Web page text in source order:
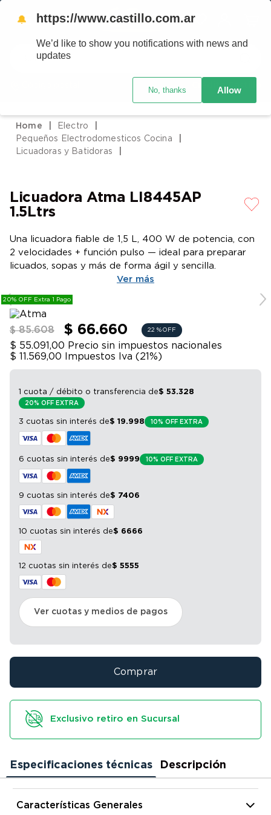
Buscar
Crédito Castillo
Electro
Pequeños Electrodomesticos Cocina
Licuadoras y Batidoras
Licuadora Atma LI8445AP
1.5Ltrs
Una licuadora fiable de 1,5 L, 400 W de potencia, con
2 velocidades + función pulso — ideal para preparar
licuados, sopas y más de forma ágil y sencilla.
Ver más
20% OFF Extra 1 Pago
$ 85.608 $ 66.660 22 % OFF
$ 55.091,00 Precio sin impuestos nacionales
$ 11.569,00
Impuestos Iva (21%)
1 cuota / débito o transferencia de$ 53.328
20% OFF EXTRA
3 cuotas sin interés de$ 19.998 10% OFF EXTRA
6 cuotas sin interés de$ 9999 10% OFF EXTRA
9 cuotas sin interés de$ 7406
10 cuotas sin interés de$ 6666
12 cuotas sin interés de$ 5555
Ver cuotas y medios de pagos
Comprar
Exclusivo retiro en Sucursal
Especificaciones técnicas Descripción
Características Generales
🔔 https://www.castillo.com.ar
We’d like to show you notifications with news and
updates
No, thanks Allow
2.
heladera
3.
celulares
5.
colchones
6.
cocina
7
moto
8.
aire acondicionado
10 . sommier